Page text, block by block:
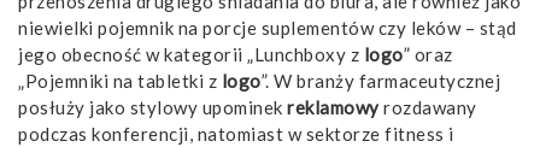
niewielki pojemnik na porcje suplementów czy leków – stąd
jego obecność w kategorii „Lunchboxy z logo” oraz
„Pojemniki na tabletki z logo”. W branży farmaceutycznej
posłuży jako stylowy upominek reklamowyrozdawany
podczas konferencji, natomiast w sektorze fitness i